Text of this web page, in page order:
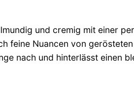
und cremig mit einer
feine Nuancen von
nach und hinterlässt einen